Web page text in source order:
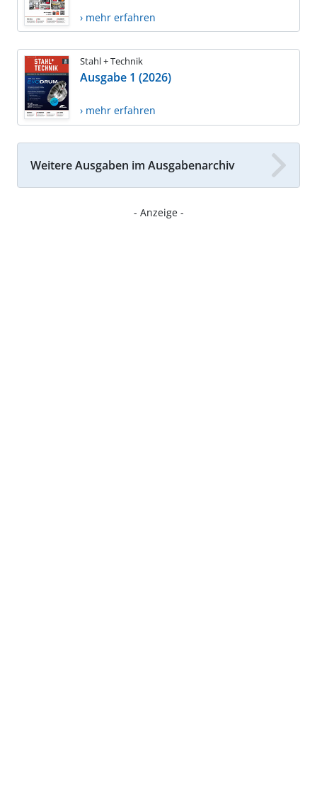
› mehr erfahren
Stahl + Technik
Ausgabe 1 (2026)
› mehr erfahren
Weitere Ausgaben im Ausgabenarchiv
- Anzeige -